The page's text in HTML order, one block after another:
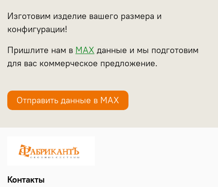
Изготовим изделие вашего размера и
конфигурации!
Пришлите нам в МАХ данные и мы подготовим
для вас коммерческое предложение.
Отправить данные в МАХ
Контакты